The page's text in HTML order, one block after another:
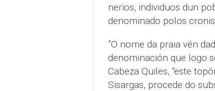
nerios, individuos dun
denominado polos
”O nome da praia vén
denominación que logo
Cabeza Quiles, “este
Sisargas, procede do